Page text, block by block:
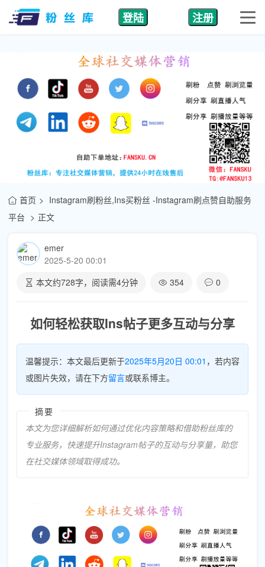
登陆 注册
首页
Instagram刷粉丝,Ins买粉丝 -Instagram刷点赞自助服务
平台
正文
emer
2025-5-20 00:01
本文约728字，阅读需4分钟 354 0
如何轻松获取Ins帖子更多互动与分享
温馨提示：本文最后更新于2025年5月20日 00:01 ，若内容
或图片失效，请在下方留言或联系博主。
摘要
本文为您详细解析如何通过优化内容策略和借助粉丝库的
专业服务，快速提升Instagram帖子的互动与分享量，助您
在社交媒体领域取得成功。